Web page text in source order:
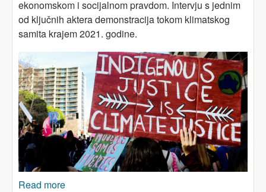
ekonomskom i socijalnom pravdom. Intervju s jednim
od ključnih aktera demonstracija tokom klimatskog
samita krajem 2021. godine.
Read more